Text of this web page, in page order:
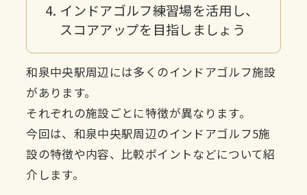
インドアゴルフ練習場を活用し、
スコアアップを目指しましょう
和泉中央駅周辺には多くのインドアゴルフ施設
があります。
それぞれの施設ごとに特徴が異なります。
今回は、和泉中央駅周辺のインドアゴルフ5施
設の特徴や内容、比較ポイントなどについて紹
介します。